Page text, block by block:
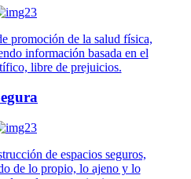
promoción de la salud física,
información basada en el
libre de prejuicios.
de espacios seguros,
de lo propio, lo ajeno y lo